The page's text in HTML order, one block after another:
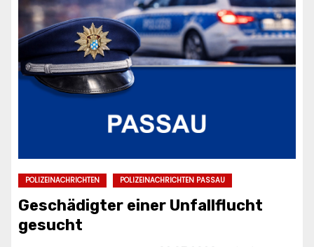
POLIZEINACHRICHTEN POLIZEINACHRICHTEN PASSAU
Geschädigter einer Unfallflucht
gesucht